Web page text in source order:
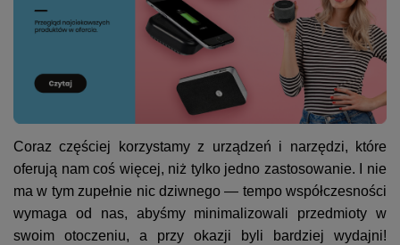
Coraz częściej korzystamy z urządzeń i narzędzi, które
oferują nam coś więcej, niż tylko jedno zastosowanie. I nie
ma w tym zupełnie nic dziwnego — tempo współczesności
wymaga od nas, abyśmy minimalizowali przedmioty w
swoim otoczeniu, a przy okazji byli bardziej wydajni!